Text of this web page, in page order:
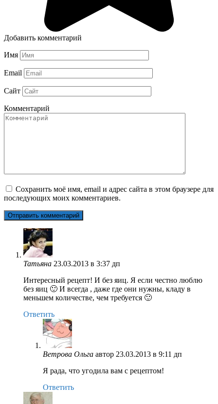
Добавить комментарий
Имя
Email
Сайт
Комментарий
Сохранить моё имя, email и адрес сайта в этом браузере для
последующих моих комментариев.
Татьяна 23.03.2013 в 3:37 дп
Интересный рецепт! И без яиц. Я если честно люблю
без яиц 🙂 И всегда , даже где они нужны, кладу в
меньшем количестве, чем требуется 🙂
Ответить
Ветрова Ольга автор 23.03.2013 в 9:11 дп
Я рада, что угодила вам с рецептом!
Ответить